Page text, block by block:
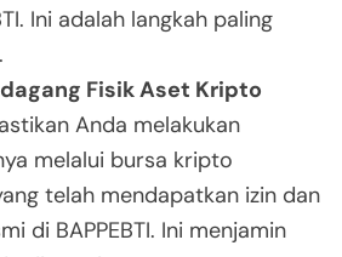
Ini adalah langkah paling
Fisik Aset Kripto
Anda melakukan
melalui bursa kripto
telah mendapatkan izin dan
di BAPPEBTI. Ini menjamin